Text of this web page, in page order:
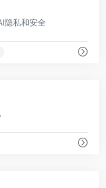
隐私和安全